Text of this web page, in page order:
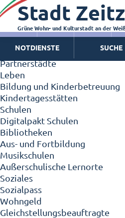
Zeitz - Die Kleinstadt
Willkommen in Zeitz!
Interview mit
Zeitz - Stadt der Zukunft
Ortschaften
Partnerstädte
Leben
Bildung und Kinderbetreuung
Kindertagesstätten
Schulen
Digitalpakt Schulen
Bibliotheken
Aus- und Fortbildung
Musikschulen
Außerschulische Lernorte
Soziales
Sozialpass
Wohngeld
Gleichstellungsbeauftragte
Stadt Zeitz
Grüne Wohn- und Kulturstadt an der
NOTDIENSTE SUCHE